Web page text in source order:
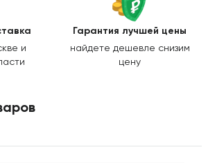
и
Гарантия лучшей цены
найдете дешевле снизим
цену